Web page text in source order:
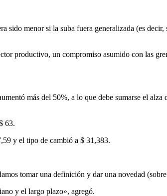
menor si la suba fuera generalizada (es
productivo, un compromiso asumido con las
más del 50%, a lo que debe sumarse el
63.
y el tipo de cambió a $ 31,383.
tomar una definición y dar una novedad
y el largo plazo», agregó.